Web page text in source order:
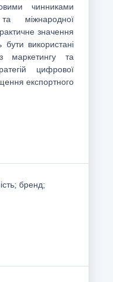
чинниками
міжнародної
значення
використані
маркетингу та
цифрової
експортного
бренд;